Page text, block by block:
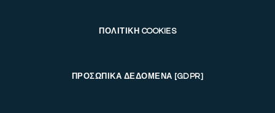
ΠΟΛΙΤΙΚΗ COOKIES
ΠΡΟΣΩΠΙΚΑ ΔΕΔΟΜΕΝΑ [GDPR]